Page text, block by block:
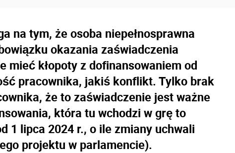
na tym, że osoba niepełnosprawna
okazania zaświadczenia
mieć kłopoty z dofinansowaniem od
pracownika, jakiś konflikt. Tylko brak
że to zaświadczenie jest ważne
która tu wchodzi w grę to
1 lipca 2024 r., o ile zmiany uchwali
projektu w parlamencie).